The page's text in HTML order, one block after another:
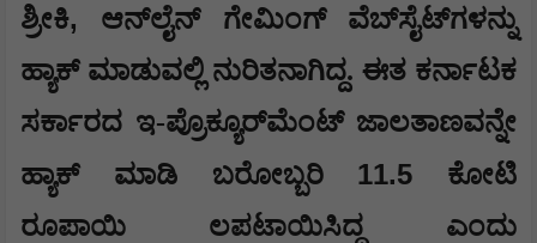
ಶ್ರೀಕಿ, ಆನ್‌ಲೈನ್ ಗೇಮಿಂಗ್ ವೆಬ್‌ಸೈಟ್‌ಗಳನ್ನು
ಹ್ಯಾಕ್ ಮಾಡುವಲ್ಲಿ ನುರಿತನಾಗಿದ್ದ. ಈತ ಕರ್ನಾಟಕ
ಸರ್ಕಾರದ ಇ-ಪ್ರೊಕ್ಯೂರ್‌ಮೆಂಟ್ ಜಾಲತಾಣವನ್ನೇ
ಹ್ಯಾಕ್ ಮಾಡಿ ಬರೋಬ್ಬರಿ 11.5 ಕೋಟಿ
ರೂಪಾಯಿ ಲಪಟಾಯಿಸಿದ್ದ ಎಂದು